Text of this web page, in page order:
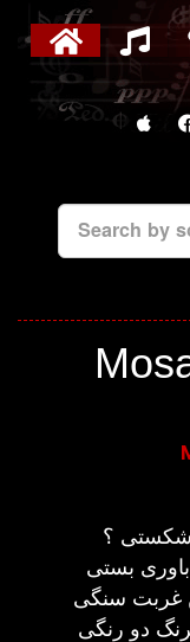
Search by
شکستی ؟
بستی
غربت سنگی
دو رنگی